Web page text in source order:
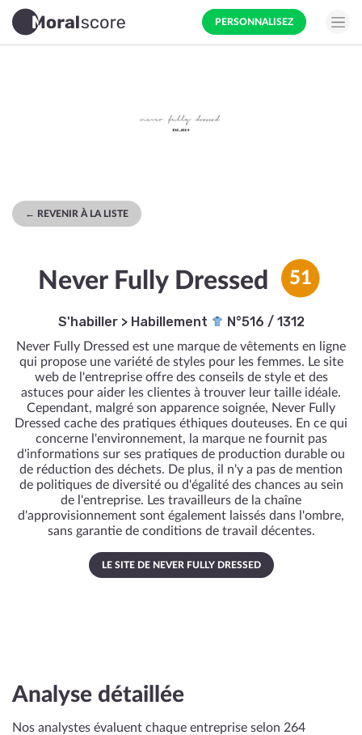
PERSONNALISEZ
← REVENIR À LA LISTE
Never Fully Dressed 51
S'habiller> Habillement N°516 / 1312
Never Fully Dressed est une marque de vêtements en ligne
qui propose une variété de styles pour les femmes. Le site
web de l'entreprise offre des conseils de style et des
astuces pour aider les clientes à trouver leur taille idéale.
Cependant, malgré son apparence soignée, Never Fully
Dressed cache des pratiques éthiques douteuses. En ce qui
concerne l'environnement, la marque ne fournit pas
d'informations sur ses pratiques de production durable ou
de réduction des déchets. De plus, il n'y a pas de mention
de politiques de diversité ou d'égalité des chances au sein
de l'entreprise. Les travailleurs de la chaîne
d'approvisionnement sont également laissés dans l'ombre,
sans garantie de conditions de travail décentes.
LE SITE DE NEVER FULLY DRESSED
Analyse détaillée
Nos analystes évaluent chaque entreprise selon 264